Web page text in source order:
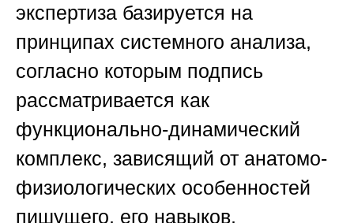
экспертиза базируется на
принципах системного анализа,
согласно которым подпись
рассматривается как
функционально-динамический
комплекс, зависящий от анатомо-
физиологических особенностей
пишущего, его навыков,